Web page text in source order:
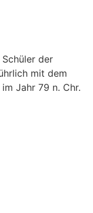
der
mit dem
Jahr 79 n. Chr.